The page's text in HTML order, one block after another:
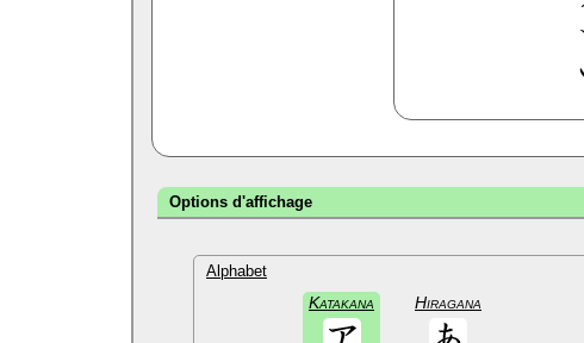
Options d'affichage
Alphabet
Katakana Hiragana